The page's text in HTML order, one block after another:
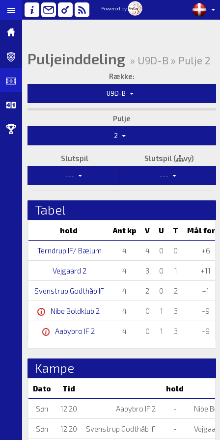
Powered by
Puljeinddeling » U9D-B » Pulje 2
Række:
U9D-B
Pulje
2
Slutspil Slutspil ( vy)
--- ---
Tabel
hold Ant kp V U T Mål
Terndrup IF/ Bælum 4 4 0 0 +6
Vejgaard 2 4 3 0 1 +11
Svenstrup Godthåb IF 4 2 0 2 +1
Nibe Boldklub 2 4 0 1 3 -9
Aabybro IF 2 4 0 1 3 -9
Kampe
Dato Tid hold
Søn 12:20 Aabybro IF 2 - Nibe
Søn 12:20 Svenstrup Godthåb IF -